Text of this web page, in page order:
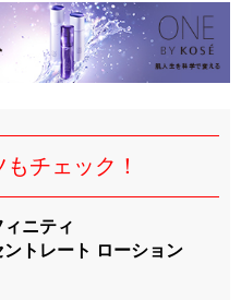
チェック！
ィニティ
ントレート ローション